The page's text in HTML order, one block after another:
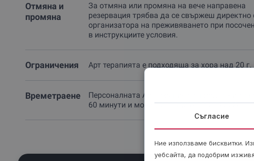
Отмяна и
промяна
За отмяна или промяна на вече направена
резервация трябва да се свържеш директно
организатора на преживяването при
в инструкциите условия.
Ограничения Арт терапията е подходяща за хора над 20 г.
Времетраене
Персоналната Арт терапия е с
60 минути и може да се проведе и онлайн..
Съгласие
Ние използваме бисквитки.
уебсайта, да подобрим